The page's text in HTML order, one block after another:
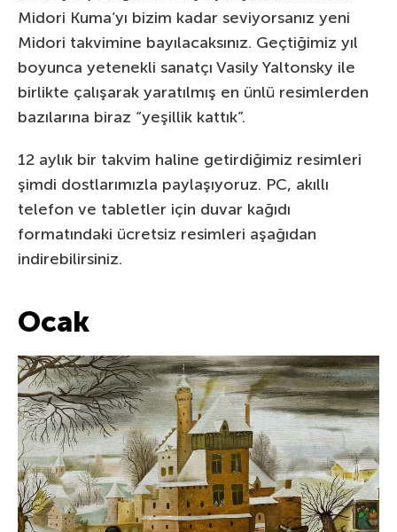
Midori Kuma’yı bizim kadar seviyorsanız yeni
Midori takvimine bayılacaksınız. Geçtiğimiz yıl
boyunca yetenekli sanatçı Vasily Yaltonsky ile
birlikte çalışarak yaratılmış en ünlü resimlerden
bazılarına biraz “yeşillik kattık”.
12 aylık bir takvim haline getirdiğimiz resimleri
şimdi dostlarımızla paylaşıyoruz. PC, akıllı
telefon ve tabletler için duvar kağıdı
formatındaki ücretsiz resimleri aşağıdan
indirebilirsiniz.
Ocak